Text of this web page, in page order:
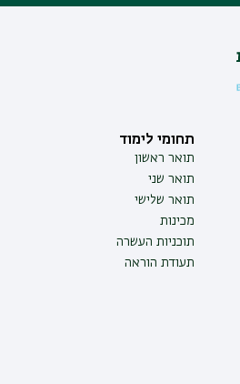
תחומי לימוד
תואר ראשון
תואר שני
תואר שלישי
מכינות
תוכניות העשרה
תעודת הוראה